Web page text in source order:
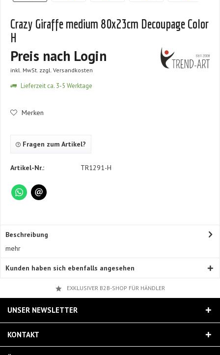
Crazy Giraffe medium 80x23cm Decoupage Color
H
Preis nach Login
inkl. MwSt. zzgl. Versandkosten
Lieferzeit ca. 3-5 Werktage
Merken
Fragen zum Artikel?
Artikel-Nr.: TR1291-H
Beschreibung
mehr
Kunden haben sich ebenfalls angesehen
EXKLUSIVER B2B-SHOP FÜR HÄNDLER
UNSER NEWSLETTER
KONTAKT